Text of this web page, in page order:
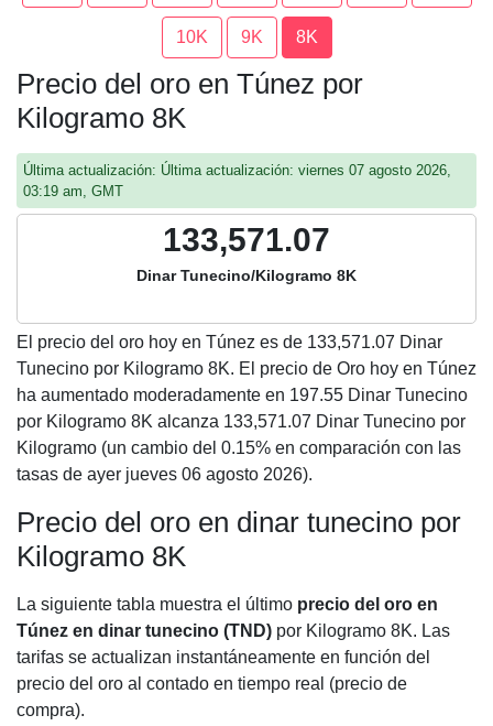
10K 9K 8K
Precio del oro en Túnez por
Kilogramo 8K
Última actualización: Última actualización: viernes 07 agosto 2026,
03:19 am, GMT
133,571.07
Dinar Tunecino/Kilogramo 8K
El precio del oro hoy en Túnez es de 133,571.07 Dinar
Tunecino por Kilogramo 8K. El precio de Oro hoy en Túnez
ha aumentado moderadamente en 197.55 Dinar Tunecino
por Kilogramo 8K alcanza 133,571.07 Dinar Tunecino por
Kilogramo (un cambio del 0.15% en comparación con las
tasas de ayer jueves 06 agosto 2026).
Precio del oro en dinar tunecino por
Kilogramo 8K
La siguiente tabla muestra el último precio del oro en
Túnez en dinar tunecino (TND) por Kilogramo 8K. Las
tarifas se actualizan instantáneamente en función del
precio del oro al contado en tiempo real (precio de
compra).